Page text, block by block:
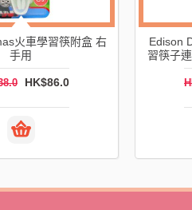
HELLO KITTY 叉匙餐具套
HK$99.0 HK$68.0